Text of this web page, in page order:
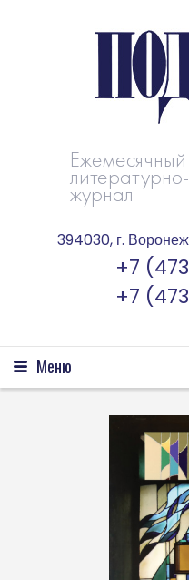
Ежемесячный
журнал
394030, г.
+7
+7
Меню